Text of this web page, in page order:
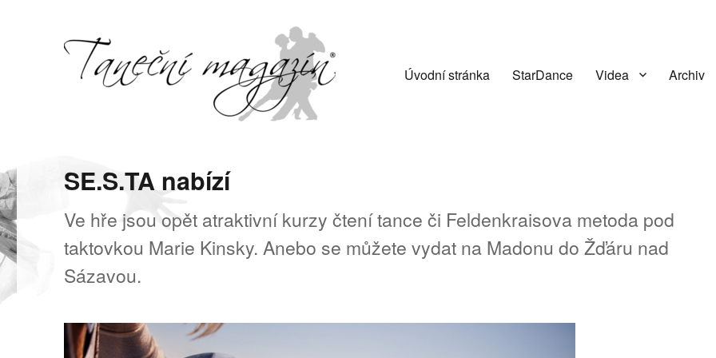
Úvodní stránka StarDance Videa Archiv
SE.S.TA nabízí
Ve hře jsou opět atraktivní kurzy čtení tance či Feldenkraisova metoda pod
taktovkou Marie Kinsky. Anebo se můžete vydat na Madonu do Žďáru nad
Sázavou.